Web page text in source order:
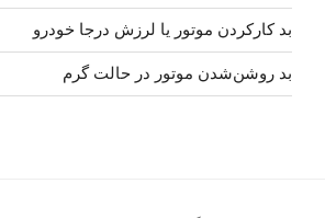
بد کارکردن موتور یا لرزش درجا خودرو
بد روشن‌شدن موتور در حالت گرم